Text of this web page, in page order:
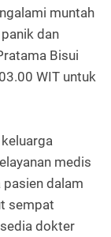
muntah
dan
Bisui
WIT untuk
medis
dalam
sempat
dokter